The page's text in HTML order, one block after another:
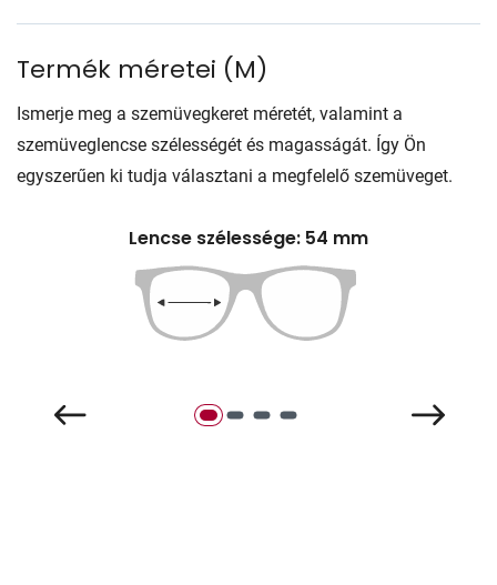
Termék méretei (M)
Ismerje meg a szemüvegkeret méretét, valamint a
szemüveglencse szélességét és magasságát. Így Ön
egyszerűen ki tudja választani a megfelelő szemüveget.
Lencse szélessége: 54 mm